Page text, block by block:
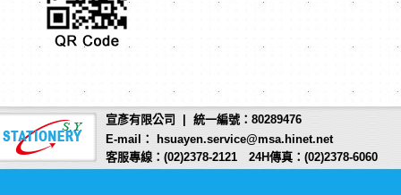
宣彥有限公司 | 統一編號：80289476
E-mail： hsuayen.service@msa.hinet.net
客服專線：(02)2378-2121 24H傳真：(02)2378-6060